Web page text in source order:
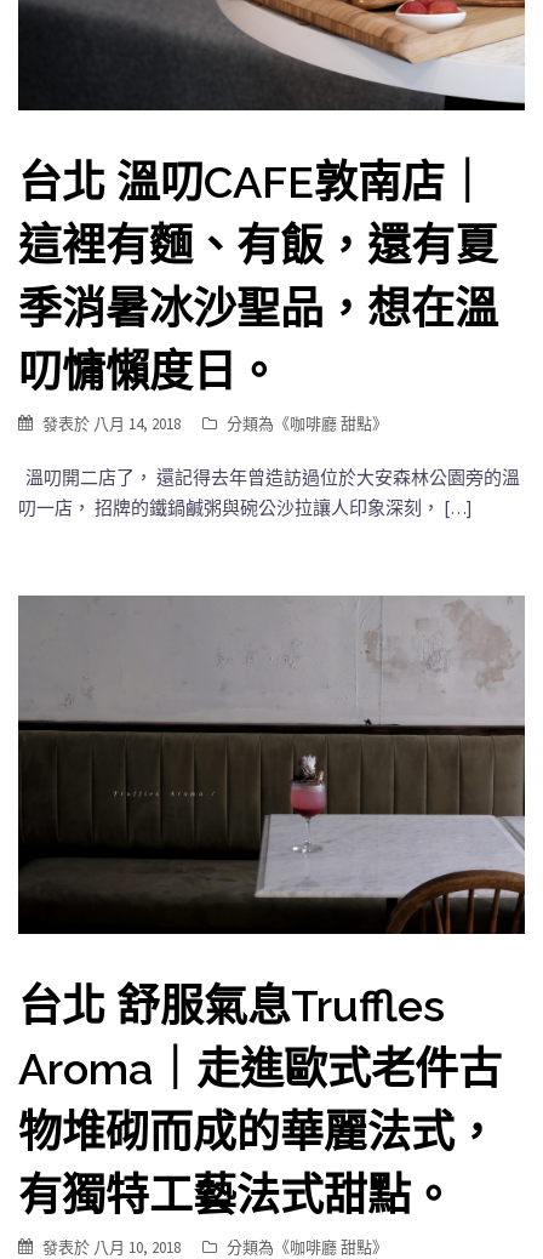
台北 溫叨CAFE敦南店｜
這裡有麵、有飯，還有夏
季消暑冰沙聖品，想在溫
叨慵懶度日。
發表於 八月 14, 2018 分類為《咖啡廳 甜點》
溫叨開二店了， 還記得去年曾造訪過位於大安森林公園旁的溫
叨一店， 招牌的鐵鍋鹹粥與碗公沙拉讓人印象深刻， […]
台北 舒服氣息Truffles
Aroma｜走進歐式老件古
物堆砌而成的華麗法式，
有獨特工藝法式甜點。
發表於 八月 10, 2018 分類為《咖啡廳 甜點》